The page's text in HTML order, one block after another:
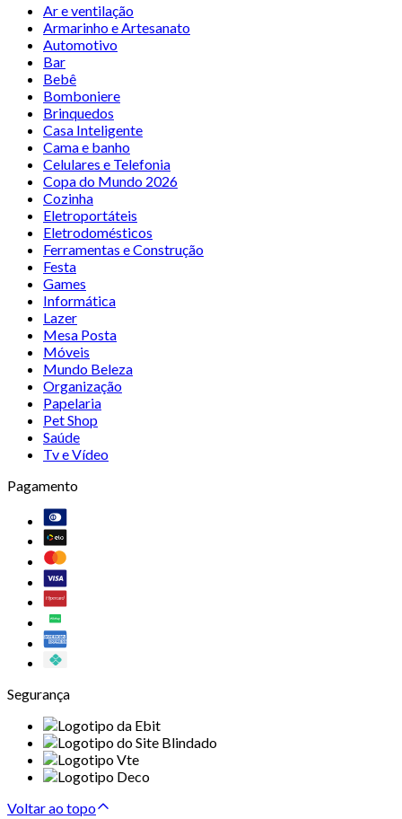
Ar e ventilação
Armarinho e Artesanato
Automotivo
Bar
Bebê
Bomboniere
Brinquedos
Casa Inteligente
Cama e banho
Celulares e Telefonia
Copa do Mundo 2026
Cozinha
Eletroportáteis
Eletrodomésticos
Ferramentas e Construção
Festa
Games
Informática
Lazer
Mesa Posta
Móveis
Mundo Beleza
Organização
Papelaria
Pet Shop
Saúde
Tv e Vídeo
Pagamento
Segurança
Voltar ao topo